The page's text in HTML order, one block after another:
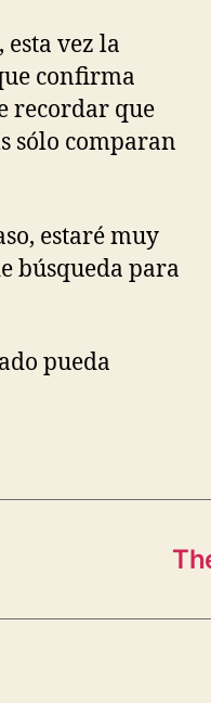
esta vez la
confirma
recordar que
sólo comparan
estaré muy
búsqueda para
pueda